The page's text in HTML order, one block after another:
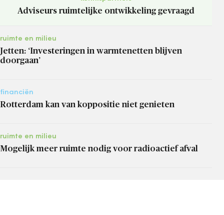
Adviseurs ruimtelijke ontwikkeling gevraagd
ruimte en milieu
Jetten: ‘Investeringen in warmtenetten blijven
doorgaan’
financiën
Rotterdam kan van koppositie niet genieten
ruimte en milieu
Mogelijk meer ruimte nodig voor radioactief afval